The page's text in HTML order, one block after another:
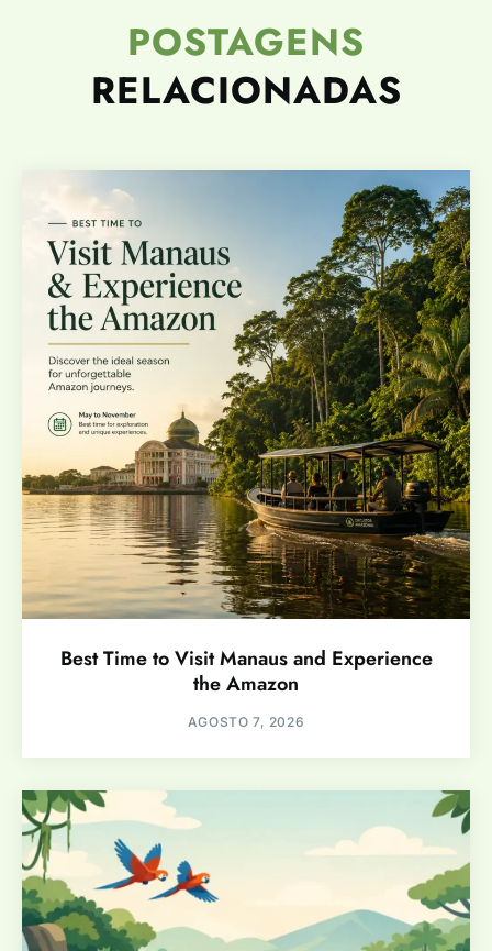
POSTAGENS
RELACIONADAS
Best Time to Visit Manaus and Experience
the Amazon
AGOSTO 7, 2026